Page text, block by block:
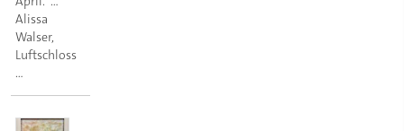
Alissa
Walser,
Luftschloss
…